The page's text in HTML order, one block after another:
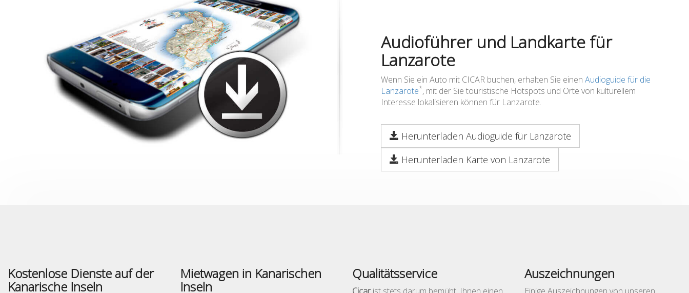
Audioführer und Landkarte für
Lanzarote
Wenn Sie ein Auto mit CICAR buchen, erhalten Sie einen Audioguide für die
Lanzarote*, mit der Sie touristische Hotspots und Orte von kulturellem
Interesse lokalisieren können für Lanzarote.
Herunterladen Audioguide für Lanzarote
Herunterladen Karte von Lanzarote
Kostenlose Dienste auf der
Kanarische Inseln
Mietwagen in Kanarischen
Inseln
Qualitätsservice Auszeichnungen